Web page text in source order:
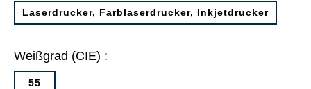
Laserdrucker, Farblaserdrucker, Inkjetdrucker
Weißgrad (CIE) :
55